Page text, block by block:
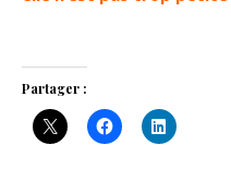
Partager :